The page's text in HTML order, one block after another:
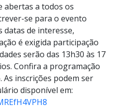
abertas a todos os
se para o evento
datas de interesse,
é exigida participação
serão das 13h30 às 17
Confira a programação
inscrições podem ser
disponível em: